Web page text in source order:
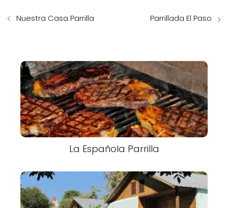
Nuestra Casa Parrilla Parrillada El Paso
La Española Parrilla